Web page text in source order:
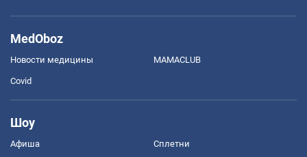
MedOboz
Новости медицины MAMACLUB
Covid
Шоу
Афиша Сплетни